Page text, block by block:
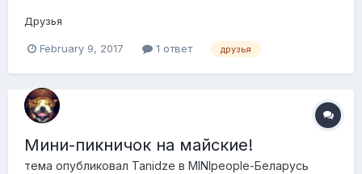
Друзья
February 9, 2017 1 ответ друзья
Мини-пикничок на майские!
тема опубликовал Tanidze в MINIpeople-Беларусь